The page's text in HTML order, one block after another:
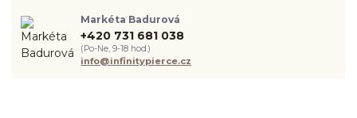
Markéta Badurová
+420 731 681 038
(Po-Ne, 9-18 hod.)
info@infinitypierce.cz